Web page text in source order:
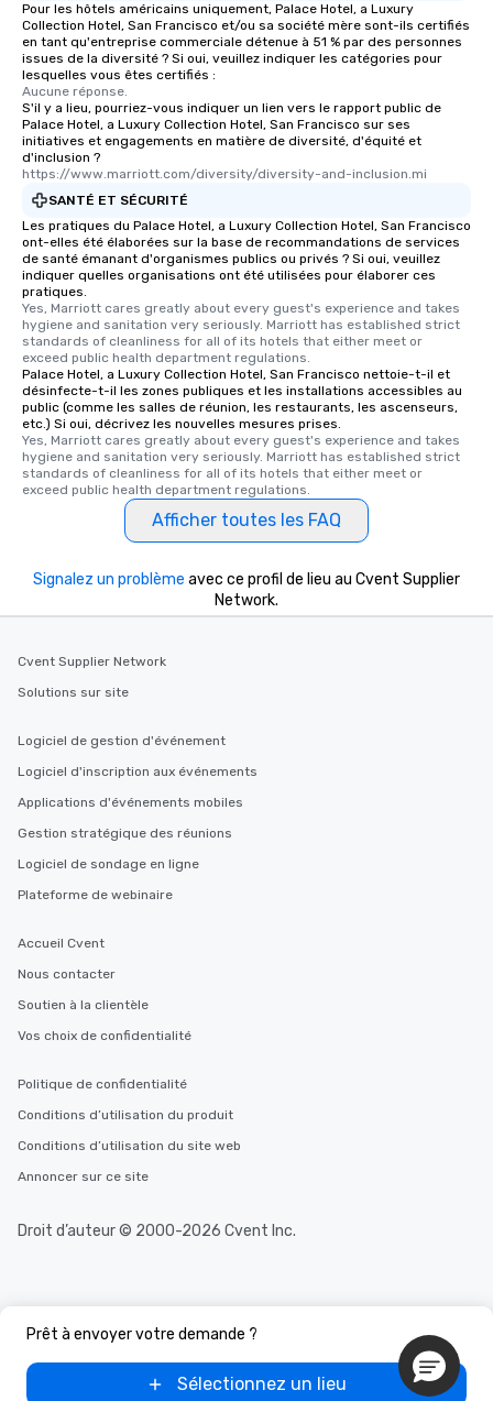
Pour les hôtels américains uniquement, Palace Hotel, a Luxury
Collection Hotel, San Francisco et/ou sa société mère sont-ils certifiés
en tant qu'entreprise commerciale détenue à 51 % par des personnes
issues de la diversité ? Si oui, veuillez indiquer les catégories pour
lesquelles vous êtes certifiés :
Aucune réponse.
S'il y a lieu, pourriez-vous indiquer un lien vers le rapport public de
Palace Hotel, a Luxury Collection Hotel, San Francisco sur ses
initiatives et engagements en matière de diversité, d'équité et
d'inclusion ?
https://www.marriott.com/diversity/diversity-and-inclusion.mi
SANTÉ ET SÉCURITÉ
Les pratiques du Palace Hotel, a Luxury Collection Hotel, San Francisco
ont-elles été élaborées sur la base de recommandations de services
de santé émanant d'organismes publics ou privés ? Si oui, veuillez
indiquer quelles organisations ont été utilisées pour élaborer ces
pratiques.
Yes, Marriott cares greatly about every guest's experience and takes
hygiene and sanitation very seriously. Marriott has established strict
standards of cleanliness for all of its hotels that either meet or
exceed public health department regulations.
Palace Hotel, a Luxury Collection Hotel, San Francisco nettoie-t-il et
désinfecte-t-il les zones publiques et les installations accessibles au
public (comme les salles de réunion, les restaurants, les ascenseurs,
etc.) Si oui, décrivez les nouvelles mesures prises.
Yes, Marriott cares greatly about every guest's experience and takes
hygiene and sanitation very seriously. Marriott has established strict
standards of cleanliness for all of its hotels that either meet or
exceed public health department regulations.
Afficher toutes les FAQ
Prêt à envoyer votre demande ?
Sélectionnez un lieu
Signalez un problème avec ce profil de lieu au Cvent Supplier
Network.
Cvent Supplier Network
Solutions sur site
Logiciel de gestion d'événement
Logiciel d'inscription aux événements
Applications d'événements mobiles
Gestion stratégique des réunions
Logiciel de sondage en ligne
Plateforme de webinaire
Accueil Cvent
Nous contacter
Soutien à la clientèle
Vos choix de confidentialité
Politique de confidentialité
Conditions d’utilisation du produit
Conditions d’utilisation du site web
Annoncer sur ce site
Droit d’auteur © 2000-2026 Cvent Inc.